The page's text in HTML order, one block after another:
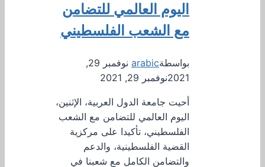
اليوم العالمي للتضامن
مع الشعب الفلسطيني
بواسطةarabic
نوفمبر 29,
2021نوفمبر 29, 2021
أحيت جامعة الدول العربية، الإثنين،
اليوم العالمي للتضامن مع الشعب
الفلسطيني، تأكيدا على مركزية
القضية الفلسطينية، والدعم
والتضامن الكامل مع شعبنا في